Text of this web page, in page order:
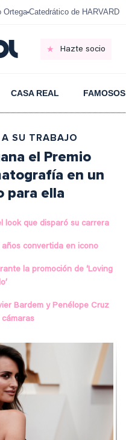
Ortega Catedrático de HARVARD
Hazte socio
CASA REAL FAMOSOS
SU TRABAJO
el Premio
en un
para ella
look que disparó su carrera
convertida en icono
la promoción de ‘Loving
Bardem y Penélope Cruz